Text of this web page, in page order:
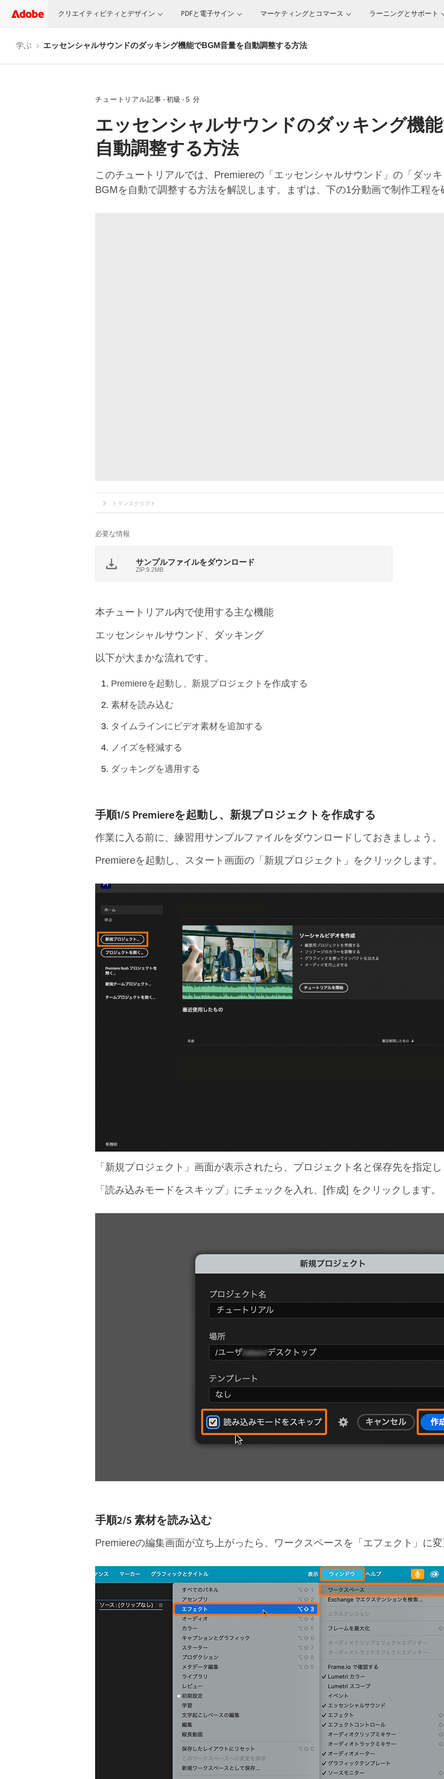
クリエイティビティとデザイン PDFと電子サイン マーケティングとコマース ラーニングとサポート
学ぶ エッセンシャルサウンドのダッキング機能でBGM音量を自動調整する方法
チュートリアル記事 初級 5 分
エッセンシャルサウンドのダッキング機
自動調整する方法
このチュートリアルでは、Premiereの「エッセンシャルサウンド」の「ダッ
BGMを自動で調整する方法を解説します。まずは、下の1分動画で制作工程
トランスクリプト
必要な情報
サンプルファイルをダウンロード
ZIP:9.2MB
本チュートリアル内で使用する主な機能
エッセンシャルサウンド、ダッキング
以下が大まかな流れです。
Premiereを起動し、新規プロジェクトを作成する
素材を読み込む
タイムラインにビデオ素材を追加する
ノイズを軽減する
ダッキングを適用する
手順1/5 Premiereを起動し、新規プロジェクトを作成する
作業に入る前に、練習用サンプルファイルをダウンロードしておきましょう。
Premiereを起動し、スタート画面の「新規プロジェクト」をクリックします。
「新規プロジェクト」画面が表示されたら、プロジェクト名と保存先を指定
「読み込みモードをスキップ」にチェックを入れ、[作成] をクリックします。
手順2/5 素材を読み込む
Premiereの編集画面が立ち上がったら、ワークスペースを「エフェクト」に